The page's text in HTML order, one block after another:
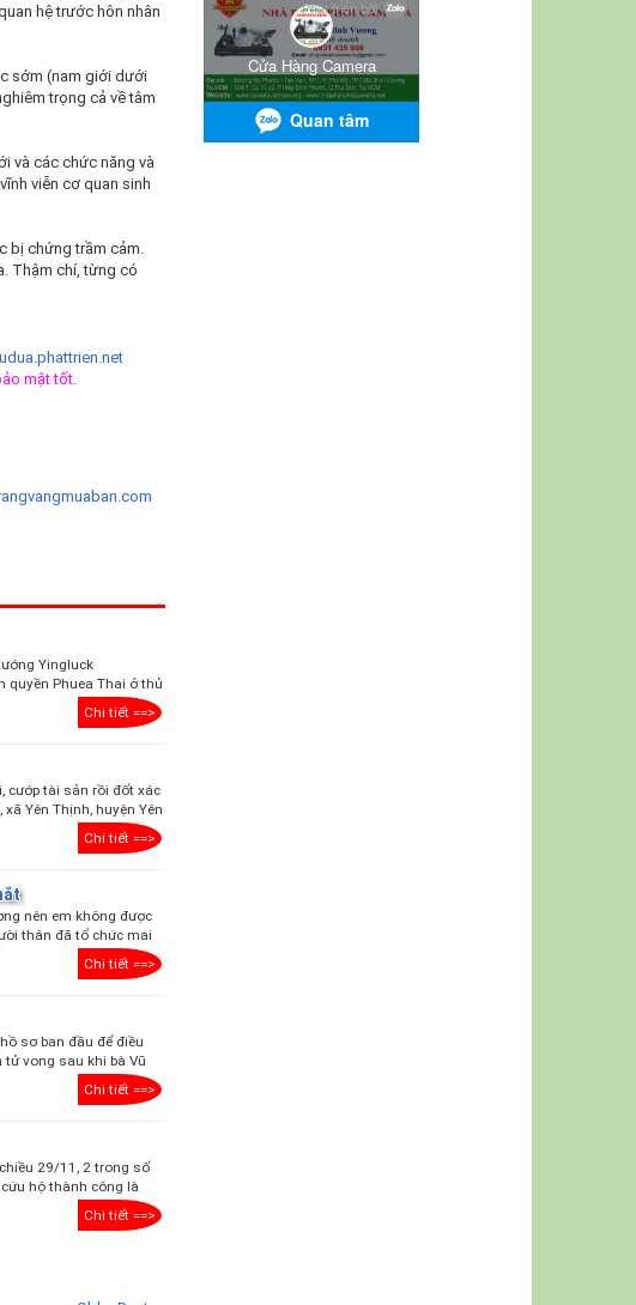
hệ trước hôn nhân
sớm (nam giới dưới
trọng cả về tâm
và các chức năng và
viễn cơ quan sinh
bị chứng trầm cảm.
Thậm chí, từng có
mật tốt.
Yingluck
Phuea Thai ở thủ
Chi tiết ==>
cướp tài sản rồi đốt xác
Yên Thịnh, huyện Yên
Chi tiết ==>
nên em không được
thân đã tổ chức mai
Chi tiết ==>
sơ ban đầu để điều
tử vong sau khi bà Vũ
Chi tiết ==>
29/11, 2 trong số
hộ thành công là
Chi tiết ==>